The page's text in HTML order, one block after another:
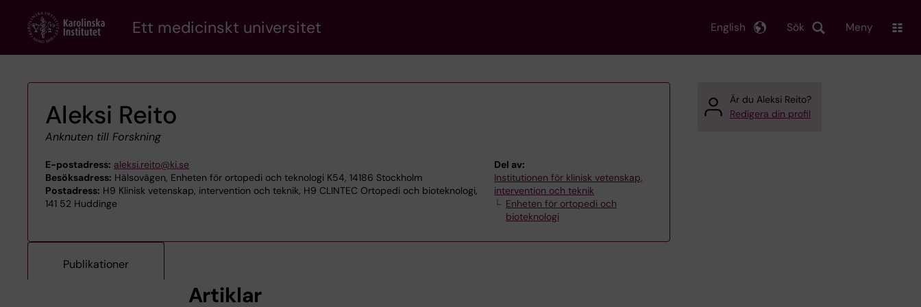
content
Ett medicinskt universitet Sök
English Meny
Aleksi Reito
Anknuten till Forskning
E-postadress: aleksi.reito@ki.se
Besöksadress: Hälsovägen, Enheten för ortopedi och teknologi K54, 14186 Stockholm
Postadress: H9 Klinisk vetenskap, intervention och teknik, H9 CLINTEC Ortopedi och bioteknologi,
141 52 Huddinge
Del av:
Institutionen för klinisk vetenskap,
intervention och teknik
Enheten för ortopedi och
bioteknologi
Publikationer
Artiklar
Är du Aleksi Reito?
Redigera din profil